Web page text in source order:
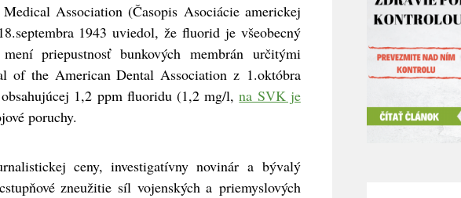
Association (Časopis Asociácie americkej
1943 uviedol, že fluorid je všeobecný
priepustnosť bunkových membrán určitými
of the American Dental Association z 1.októbra
1,2 ppm fluoridu (1,2 mg/l,na SVK je
poruchy.
ceny, investigatívny novinár a bývalý
zneužitie síl vojenských a priemyslových